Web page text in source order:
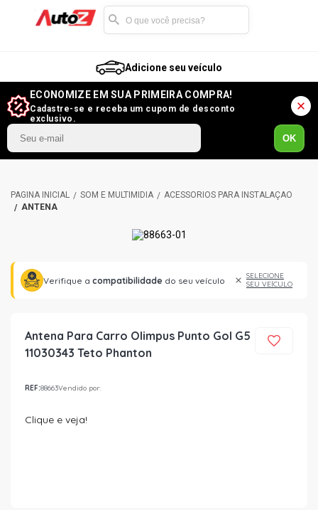
Adicione seu veículo
ECONOMIZE EM SUA PRIMEIRA COMPRA!
Cadastre-se e receba um cupom de desconto
exclusivo.
OK
SOM E MULTIMÍDIA
ACESSÓRIOS PARA INSTALAÇÃO
ANTENA
Verifique a compatibilidade do seu veículo
SELECIONE
SEU VEÍCULO
Antena Para Carro Olimpus Punto Gol G5
11030343 Teto Phanton
REF:88663Vendido por:
Clique e veja!